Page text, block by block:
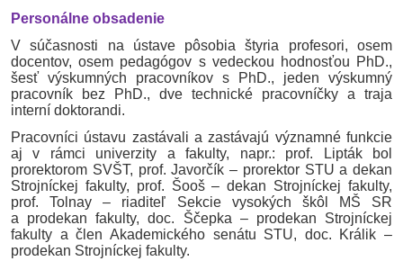
Personálne obsadenie
V súčasnosti na ústave pôsobia štyria profesori, osem
docentov, osem pedagógov s vedeckou hodnosťou PhD.,
šesť výskumných pracovníkov s PhD., jeden výskumný
pracovník bez PhD., dve technické pracovníčky a traja
interní doktorandi.
Pracovníci ústavu zastávali a zastávajú významné funkcie
aj v rámci univerzity a fakulty, napr.: prof. Lipták bol
prorektorom SVŠT, prof.Javorčík – prorektor STU a dekan
Strojníckej fakulty, prof. Šooš– dekan Strojníckej fakulty,
prof.Tolnay – riaditeľ Sekcie vysokých škôl MŠ SR
a prodekan fakulty, doc. Ščepka – prodekan Strojníckej
fakulty a člen Akademického senátu STU, doc. Králik –
prodekan Strojníckej fakulty.